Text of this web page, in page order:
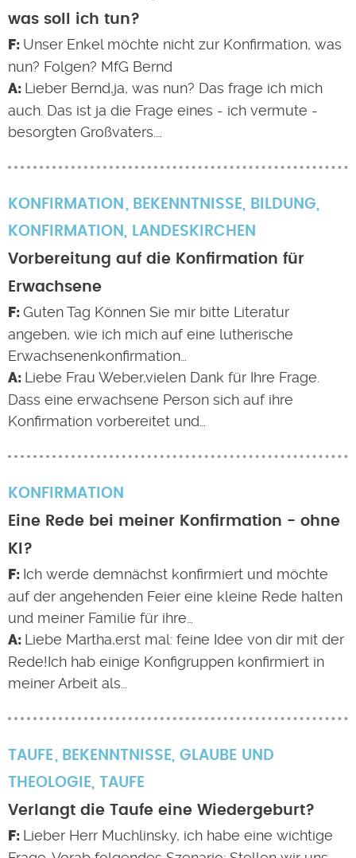
was soll ich tun?
Unser Enkel möchte nicht zur Konfirmation, was
nun? Folgen? MfG Bernd
Lieber Bernd,ja, was nun? Das frage ich mich
auch. Das ist ja die Frage eines - ich vermute -
besorgten Großvaters.…
KONFIRMATION BEKENNTNISSE, BILDUNG,
KONFIRMATION , LANDESKIRCHEN
Vorbereitung auf die Konfirmation für
Erwachsene
Guten Tag Können Sie mir bitte Literatur
angeben, wie ich mich auf eine lutherische
Erwachsenenkonfirmation…
Liebe Frau Weber,vielen Dank für Ihre Frage.
Dass eine erwachsene Person sich auf ihre
Konfirmation vorbereitet und…
KONFIRMATION
Eine Rede bei meiner Konfirmation - ohne
KI?
Ich werde demnächst konfirmiert und möchte
auf der angehenden Feier eine kleine Rede halten
und meiner Familie für ihre…
Liebe Martha,erst mal: feine Idee von dir mit der
Rede!Ich hab einige Konfigruppen konfirmiert in
meiner Arbeit als…
TAUFE BEKENNTNISSE, GLAUBE UND
THEOLOGIE, TAUFE
Verlangt die Taufe eine Wiedergeburt?
Lieber Herr Muchlinsky, ich habe eine wichtige